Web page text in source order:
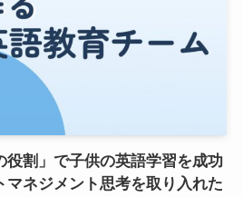
役割」で子供の英語学習を成功
マネジメント思考を取り入れた